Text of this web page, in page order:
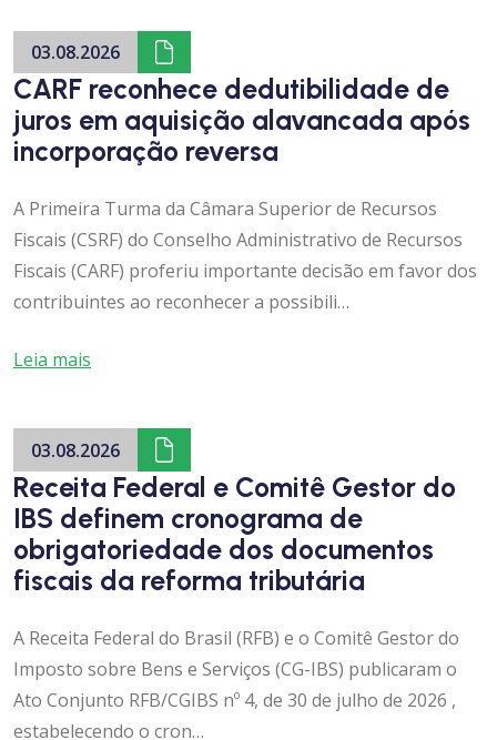
03.08.2026
CARF reconhece dedutibilidade de
juros em aquisição alavancada após
incorporação reversa
A Primeira Turma da Câmara Superior de Recursos
Fiscais (CSRF) do Conselho Administrativo de Recursos
Fiscais (CARF) proferiu importante decisão em favor dos
contribuintes ao reconhecer a possibili…
Leia mais
03.08.2026
Receita Federal e Comitê Gestor do
IBS definem cronograma de
obrigatoriedade dos documentos
fiscais da reforma tributária
A Receita Federal do Brasil (RFB) e o Comitê Gestor do
Imposto sobre Bens e Serviços (CG-IBS) publicaram o
Ato Conjunto RFB/CGIBS nº 4, de 30 de julho de 2026 ,
estabelecendo o cron…